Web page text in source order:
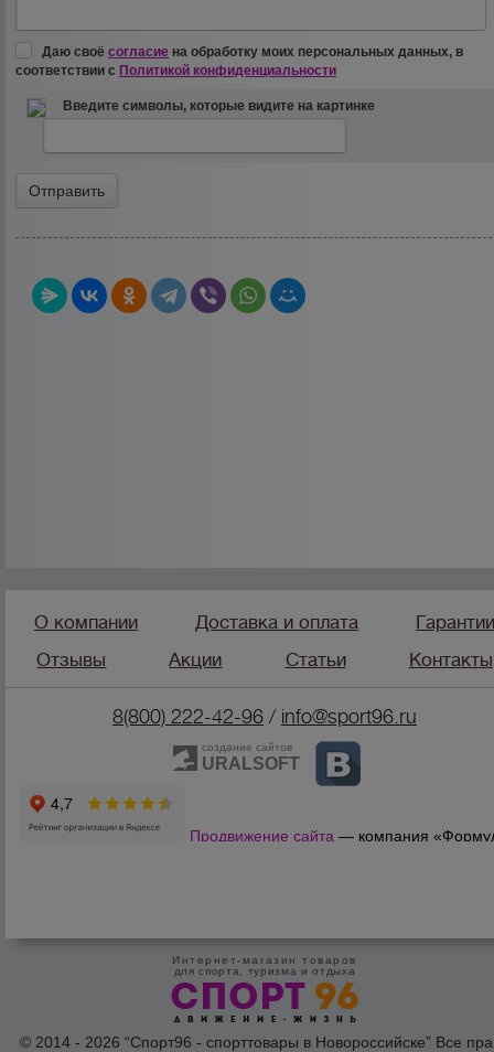
Даю своёсогласие на обработку моих персональных данных, в
соответствии с Политикой конфиденциальности
Введите символы, которые видите на картинке
О компании Доставка и оплата
Отзывы
Акции Статьи Контакты
8(800) 222-42-96/ info@sport96.ru
создание сайтов
URALSOFT
Продвижение сайта — компания
Интернет-магазин товаров
для спорта, туризма и отдыха
© 2014 - 2026 “Спорт96 - спорттовары в Новороссийске” Все